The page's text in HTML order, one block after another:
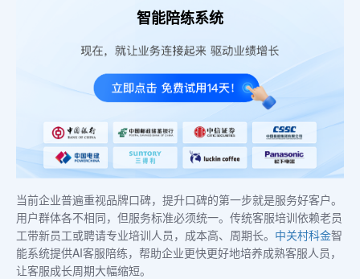
智能陪练系统
当前企业普遍重视品牌口碑，提升口碑的第一步就是服务好客户。
用户群体各不相同，但服务标准必须统一。传统客服培训依赖老员
工带新员工或聘请专业培训人员，成本高、周期长。 中关村科金智
能系统提供AI客服陪练，帮助企业更快更好地培养成熟客服人员，
让客服成长周期大幅缩短。